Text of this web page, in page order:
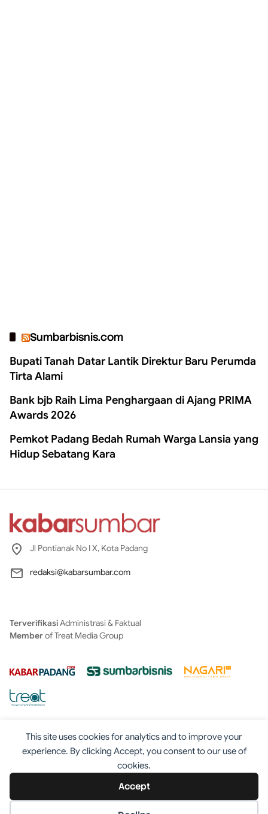
This site uses cookies for analytics and to improve your
experience. By clicking Accept, you consent to our use of
cookies.
Accept
Sumbarbisnis.com
Bupati Tanah Datar Lantik Direktur Baru Perumda
Tirta Alami
Bank bjb Raih Lima Penghargaan di Ajang PRIMA
Awards 2026
Pemkot Padang Bedah Rumah Warga Lansia yang
Hidup Sebatang Kara
Jl Pontianak No I X, Kota Padang
redaksi@kabarsumbar.com
TerverifikasiAdministrasi & Faktual
Memberof Treat Media Group
Tentang Redaksi Kontak Disclaimer
Iklan